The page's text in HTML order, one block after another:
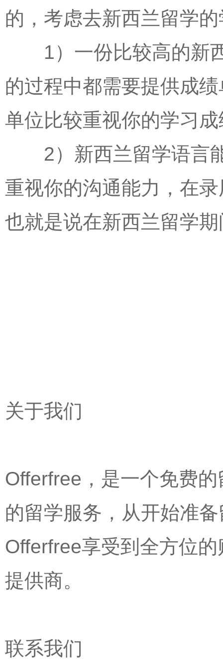
的，考虑去新西兰留学
1）一份比较高的新西
的过程中都需要提供成
单位比较重视你的学习
2）新西兰留学语言能
重视你的沟通能力，在
也就是说在新西兰留学
关于我们
Offerfree，是一个免费
的留学服务，从开始准
Offerfree享受到全方位
提供商。
联系我们